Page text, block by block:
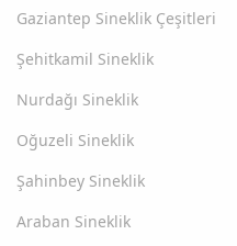
Gaziantep Sineklik Çeşitleri
Şehitkamil Sineklik
Nurdağı Sineklik
Oğuzeli Sineklik
Şahinbey Sineklik
Araban Sineklik